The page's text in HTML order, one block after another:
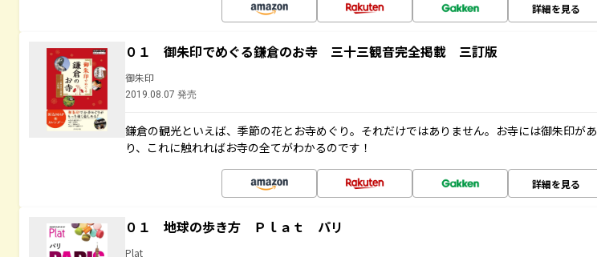
詳細を見る
０１ 御朱印でめぐる鎌倉のお寺 三十三観音完全掲載 三訂版
御朱印
2019.08.07 発売
鎌倉の観光といえば、季節の花とお寺めぐり。それだけではありません。お寺には御朱印があ
り、これに触れればお寺の全てがわかるのです！
詳細を見る
０１ 地球の歩き方 Ｐｌａｔ パリ
Plat